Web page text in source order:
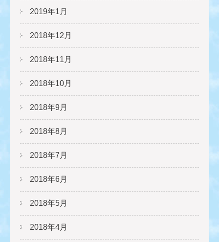
2019年1月
2018年12月
2018年11月
2018年10月
2018年9月
2018年8月
2018年7月
2018年6月
2018年5月
2018年4月